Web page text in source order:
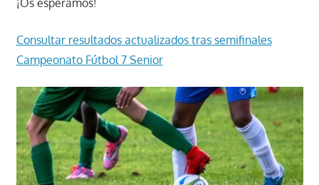
¡Os esperamos!
Consultar resultados actualizados tras semifinales
Campeonato Fútbol 7 Senior